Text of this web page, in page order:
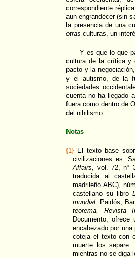
correspondiente
aun engrandecer (sin
la presencia de una
otras culturas, un
Y es que lo que
cultura de la crítica y
pacto y la
y el autismo, de la
sociedades
cuenta no ha llegado
fuera como dentro de
del nihilismo.
Notas
{1} El texto base
civilizaciones es:
Affairs,
vol. 72, nº
traducida al
madrileño ABC),
castellano su libro
mundial,
Paidós,
teorema. Revista
Documento, ofrece
encabezado por
coteja el texto con
muerte los
mientras no se diga